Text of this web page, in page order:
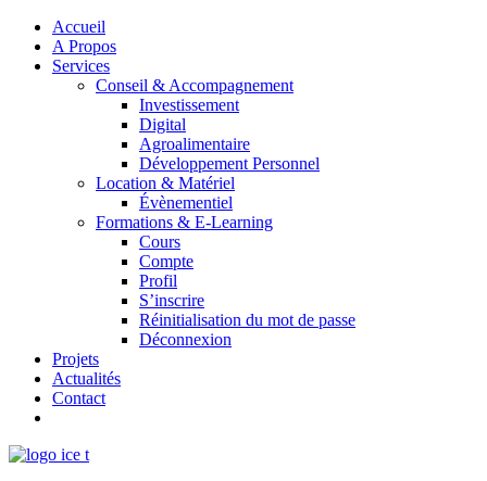
Accueil
A Propos
Services
Conseil & Accompagnement
Investissement
Digital
Agroalimentaire
Développement Personnel
Location & Matériel
Évènementiel
Formations & E-Learning
Cours
Compte
Profil
S’inscrire
Réinitialisation du mot de passe
Déconnexion
Projets
Actualités
Contact